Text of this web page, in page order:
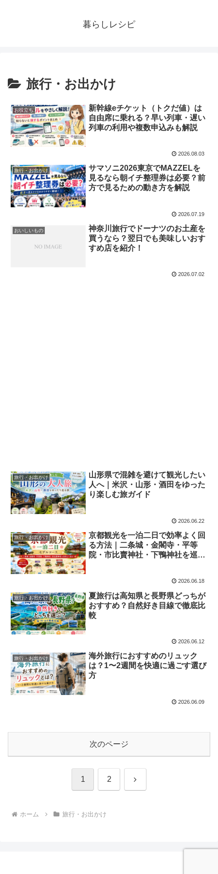
暮らしレシピ
旅行・お出かけ
お役立ち
新幹線eチケット（トクだ値）は
自由席に乗れる？早い列車・遅い
列車の利用や複数申込みも解説
2026.08.03
旅行・お出かけ
サマソニ2026東京でMAZZELを
見るなら朝イチ整理券は必要？前
方で見るための動き方を解説
2026.07.19
おいしいもの
神奈川旅行でドーナツのお土産を
買うなら？翌日でも美味しいおす
すめ店を紹介！
2026.07.02
旅行・お出かけ
山形県で混雑を避けて観光したい
人へ｜米沢・山形・酒田をゆった
り楽しむ旅ガイド
2026.06.22
旅行・お出かけ
京都観光を一泊二日で効率よく回
る方法｜二条城・金閣寺・平等
院・市比賣神社・下鴨神社を巡る
2026.06.18
旅行・お出かけ
夏旅行は高知県と長野県どっちが
おすすめ？自然好き目線で徹底比
較
2026.06.12
旅行・お出かけ
海外旅行におすすめのリュック
は？1〜2週間を快適に過ごす選び
方
2026.06.09
次のページ
1 2 次
ホーム 旅行・お出かけ